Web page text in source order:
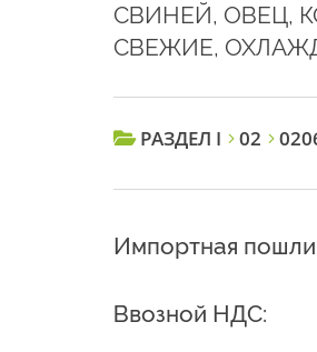
СВИНЕЙ, ОВЕЦ,
СВЕЖИЕ,
РАЗДЕЛ I 02
Импортная
Ввозной НДС: